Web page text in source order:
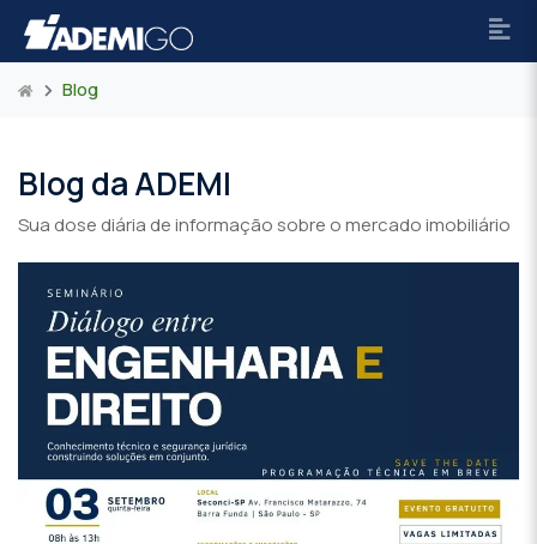
Blog
Blog da ADEMI
Sua dose diária de informação sobre o mercado imobiliário